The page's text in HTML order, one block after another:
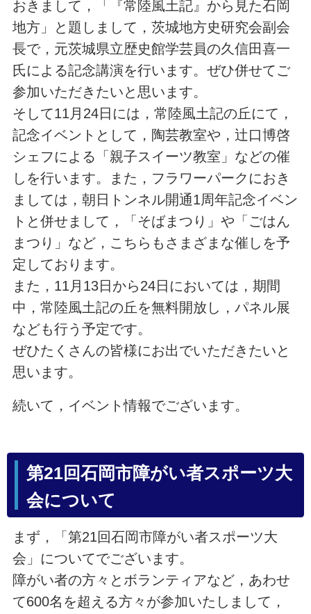
おきまして，「『常陸風土記』から見た石岡
地方」と題しまして，茨城地方史研究会副会
長で，元茨城県立歴史館学芸員の久信田喜一
氏による記念講演を行います。ぜひ併せてご
参加いただきたいと思います。
そして11月24日には，常陸風土記の丘にて，
記念イベントとして，陶芸教室や，辻口博啓
シェフによる「親子スイーツ教室」などの催
しを行います。また，フラワーパークにおき
ましては，朝日トンネル開通1周年記念イベン
トと併せまして，「そばまつり」や「ごはん
まつり」など，こちらもさまざまな催しを予
定しております。
また，11月13日から24日においては，期間
中，常陸風土記の丘を無料開放し，パネル展
なども行う予定です。
ぜひたくさんの皆様にお出でいただきたいと
思います。
続いて，イベント情報でございます。
第21回石岡市障がい者スポーツ大
会について
まず，「第21回石岡市障がい者スポーツ大
会」についてでございます。
障がい者の方々とボランティアなど，あわせ
て600名を超える方々が参加いたしまして，